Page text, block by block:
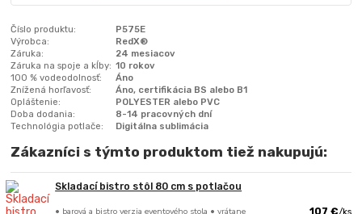
Číslo produktu:
P575E
Výrobca:
RedX®
Záruka:
24 mesiacov
Záruka na spoje a kĺby: 10 rokov
100 % vodeodolnosť:
Áno
Znížená horľavosť:
Áno, certifikácia BS alebo B1
Opláštenie:
POLYESTER alebo PVC
Doba dodania:
8-14 pracovných dní
Technológia potlače:
Digitálna sublimácia
Zákazníci s týmto produktom tiež nakupujú:
Skladací bistro stôl 80 cm s potlačou
• barová a bistro verzia eventového stola • vrátane
107 €/ks